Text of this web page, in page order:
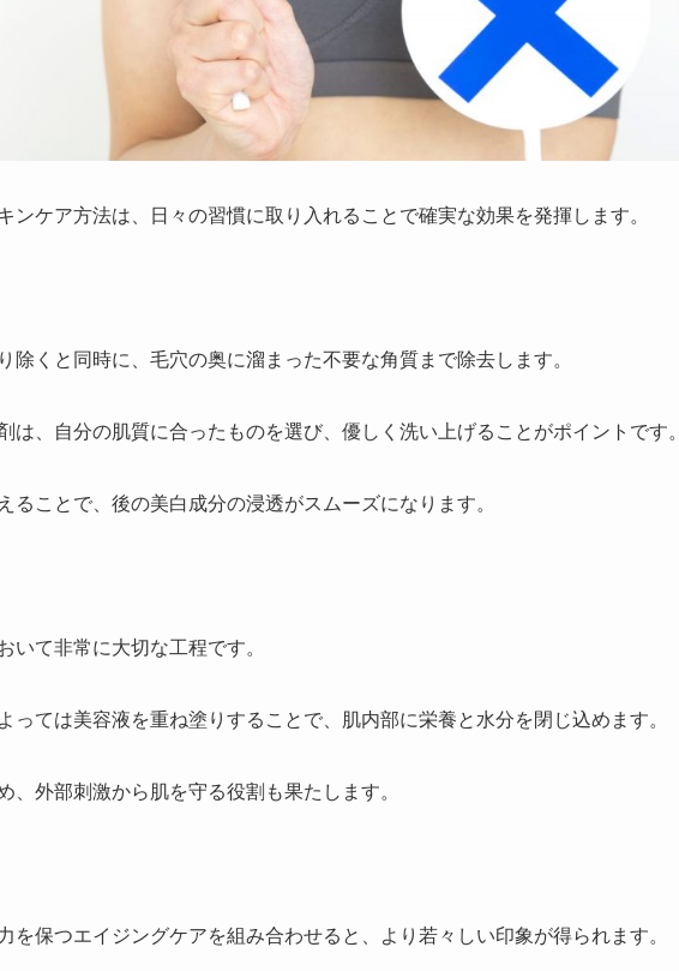
ンケア方法は、日々の習慣に取り入れることで確実な効果を発揮します。
除くと同時に、毛穴の奥に溜まった不要な角質まで除去します。
は、自分の肌質に合ったものを選び、優しく洗い上げることがポイントです。
ることで、後の美白成分の浸透がスムーズになります。
いて非常に大切な工程です。
っては美容液を重ね塗りすることで、肌内部に栄養と水分を閉じ込めます。
、外部刺激から肌を守る役割も果たします。
を保つエイジングケアを組み合わせると、より若々しい印象が得られます。